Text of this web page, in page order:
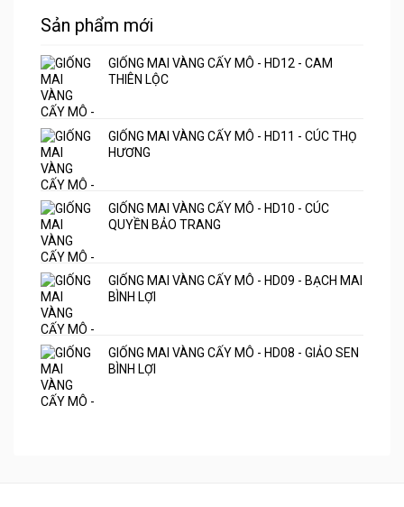
Sản phẩm mới
GIỐNG MAI VÀNG CẤY MÔ - HD12 - CAM
THIÊN LỘC
GIỐNG MAI VÀNG CẤY MÔ - HD11 - CÚC THỌ
HƯƠNG
GIỐNG MAI VÀNG CẤY MÔ - HD10 - CÚC
QUYỀN BẢO TRANG
GIỐNG MAI VÀNG CẤY MÔ - HD09 - BẠCH MAI
BÌNH LỢI
GIỐNG MAI VÀNG CẤY MÔ - HD08 - GIẢO SEN
BÌNH LỢI